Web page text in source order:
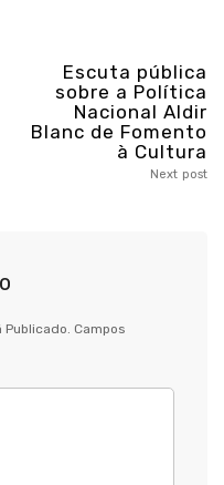
Escuta pública
sobre a Política
Nacional Aldir
Blanc de Fomento
à Cultura
Next post
Publicado. Campos